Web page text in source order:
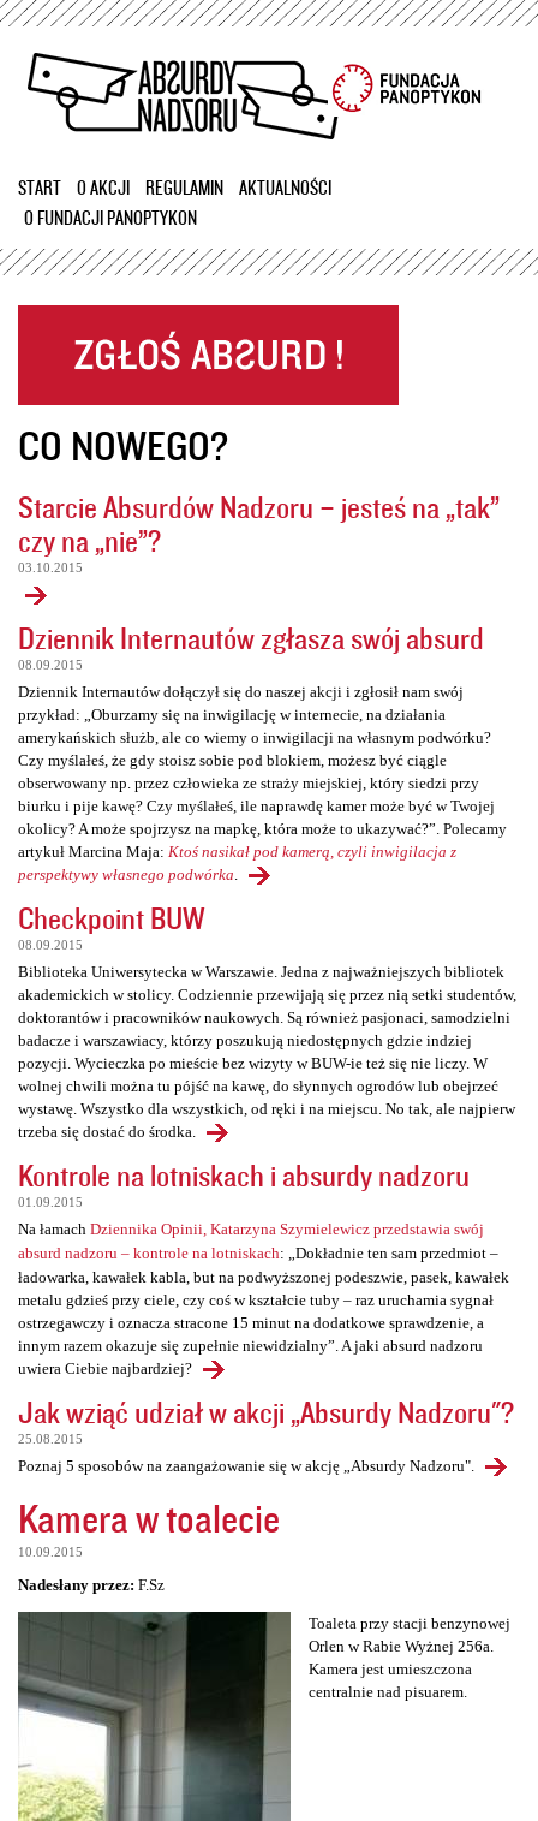
Przejdź
treści
START O AKCJI REGULAMIN
AKTUALNOŚCI
O FUNDACJI PANOPTYKON
CO NOWEGO?
Starcie Absurdów Nadzoru – jesteś na „tak”
czy na „nie”?
03.10.2015
Dziennik Internautów zgłasza swój absurd
08.09.2015
Dziennik Internautów dołączył się do naszej akcji i zgłosił nam swój
przykład: „Oburzamy się na inwigilację w internecie, na działania
amerykańskich służb, ale co wiemy o inwigilacji na własnym podwórku?
Czy myślałeś, że gdy stoisz sobie pod blokiem, możesz być ciągle
obserwowany np. przez człowieka ze straży miejskiej, który siedzi przy
biurku i pije kawę? Czy myślałeś, ile naprawdę kamer może być w Twojej
okolicy? A może spojrzysz na mapkę, która może to ukazywać?”. Polecamy
artykuł Marcina Maja: Ktoś nasikał pod kamerą, czyli inwigilacja z
perspektywy własnego podwórka
Checkpoint BUW
08.09.2015
Biblioteka Uniwersytecka w Warszawie. Jedna z najważniejszych bibliotek
akademickich w stolicy. Codziennie przewijają się przez nią setki studentów,
doktorantów i pracowników naukowych. Są również pasjonaci, samodzielni
badacze i warszawiacy, którzy poszukują niedostępnych gdzie indziej
pozycji. Wycieczka po mieście bez wizyty w BUW-ie też się nie liczy. W
wolnej chwili można tu pójść na kawę, do słynnych ogrodów lub obejrzeć
wystawę. Wszystko dla wszystkich, od ręki i na miejscu. No tak, ale najpierw
trzeba się dostać do środka.
Kontrole na lotniskach i absurdy nadzoru
01.09.2015
Na łamach Dziennika Opinii, Katarzyna Szymielewicz przedstawia swój
absurd nadzoru – kontrole na lotniskach: „Dokładnie ten sam przedmiot –
ładowarka, kawałek kabla, but na podwyższonej podeszwie, pasek, kawałek
metalu gdzieś przy ciele, czy coś w kształcie tuby – raz uruchamia sygnał
ostrzegawczy i oznacza stracone 15 minut na dodatkowe sprawdzenie, a
innym razem okazuje się zupełnie niewidzialny”. A jaki absurd nadzoru
uwiera Ciebie najbardziej?
Jak wziąć udział w akcji „Absurdy Nadzoru"?
25.08.2015
Poznaj 5 sposobów na zaangażowanie się w akcję „Absurdy Nadzoru".
Kamera w toalecie
10.09.2015
Nadesłany przez: F.Sz
Toaleta przy stacji benzynowej
Orlen w Rabie Wyżnej 256a.
Kamera jest umieszczona
centralnie nad pisuarem.